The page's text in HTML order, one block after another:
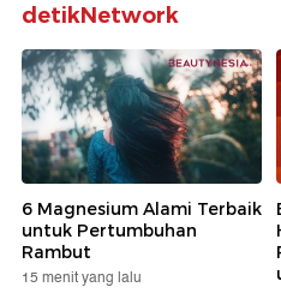
detikNetwork
6 Magnesium Alami Terbaik
untuk Pertumbuhan
Rambut
15 menit yang lalu